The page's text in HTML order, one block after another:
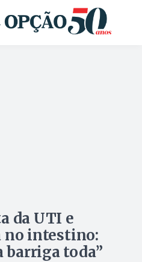
da UTI e
no intestino:
toda”